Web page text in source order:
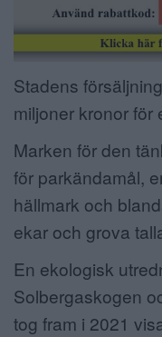
Stadens
miljoner kronor för
Marken för den
för parkändamål,
hällmark och
ekar och grova
En ekologisk
Solbergaskogen
tog fram i 2021